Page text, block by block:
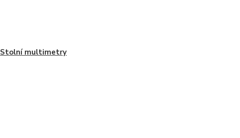
Stolní multimetry